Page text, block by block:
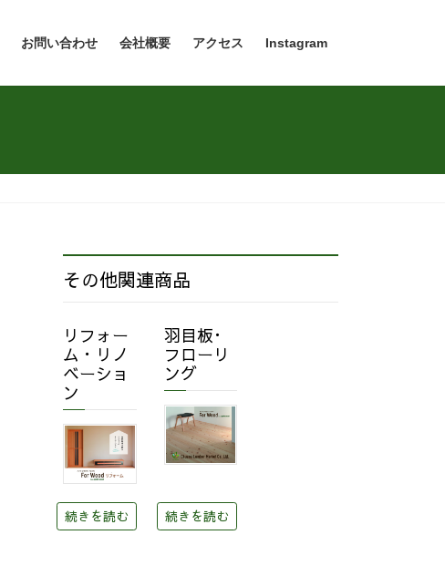
お問い合わせ 会社概要 アクセス Instagram
その他関連商品
リフォー
ム・リノ
ベーショ
ン
続きを読む
羽目板･
フローリ
ング
続きを読む